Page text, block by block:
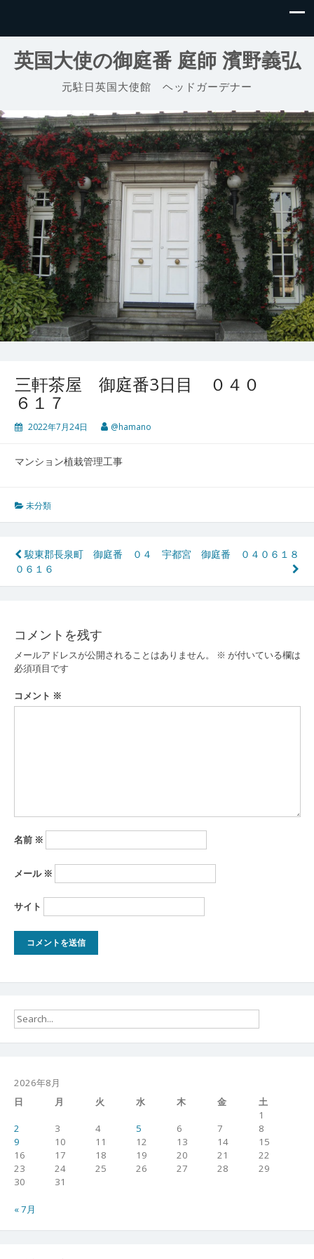
英国大使の御庭番 庭師 濱野義弘
元駐日英国大使館 ヘッドガーデナー
三軒茶屋 御庭番3日目 ０４０
６１７
2022年7月24日 @hamano
マンション植栽管理工事
未分類
投
稿
ビ
ゲ
ー
シ
駿東郡長泉町 御庭番 ０４
０６１６
宇都宮 御庭番 ０４０６１８
コメントを残す
メールアドレスが公開されることはありません。 ※ が付いている欄は
必須項目です
コメント ※
名前 ※
メール ※
サイト
2026年8月
日
月 火 水 木 金
土
1
2
3 4 5 6 7
8
9
10 11 12 13 14
15
16
17 18 19 20 21
22
23
24 25 26 27 28
29
30
31
« 7月